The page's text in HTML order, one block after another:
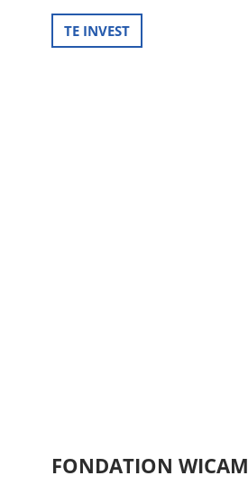
TE INVEST
FONDATION WICAM